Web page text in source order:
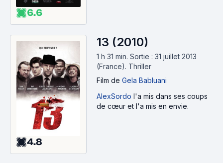
6.6
4.8
13 (2010)
1 h 31 min. Sortie : 31 juillet 2013
(France). Thriller
Film de Gela Babluani
AlexSordo l'a mis dans ses coups
de cœur et l'a mis en envie.